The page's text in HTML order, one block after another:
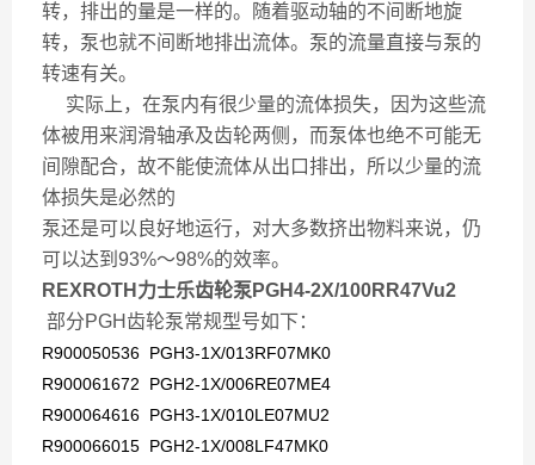
转，排出的量是一样的。随着驱动轴的不间断地旋
转，泵也就不间断地排出流体。泵的流量直接与泵的
转速有关。
实际上，在泵内有很少量的流体损失，因为这些流
体被用来润滑轴承及齿轮两侧，而泵体也绝不可能无
间隙配合，故不能使流体从出口排出，所以少量的流
体损失是必然的
泵还是可以良好地运行，对大多数挤出物料来说，仍
可以达到93%～98%的效率。
REXROTH力士乐齿轮泵PGH4-2X/100RR47Vu2
部分PGH齿轮泵常规型号如下：
R900050536 PGH3-1X/013RF07MK0
R900061672 PGH2-1X/006RE07ME4
R900064616 PGH3-1X/010LE07MU2
R900066015 PGH2-1X/008LF47MK0